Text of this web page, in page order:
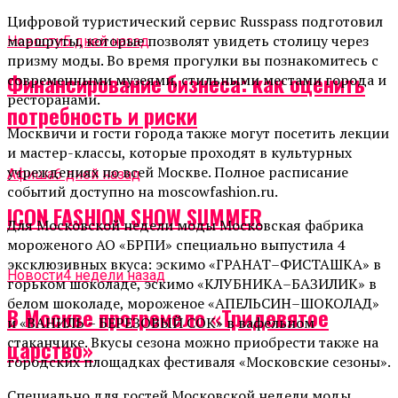
Цифровой туристический сервис Russpass подготовил
маршруты, которые позволят увидеть столицу через
призму моды. Во время прогулки вы познакомитесь с
современными музеями, стильными местами города и
ресторанами.
Москвичи и гости города также могут посетить лекции
и мастер-классы, которые проходят в культурных
учреждениях по всей Москве. Полное расписание
событий доступно на moscowfashion.ru.
ДляМосковской недели моды Московская фабрика
мороженого АО «БРПИ» специально выпустила 4
эксклюзивных вкуса: эскимо«ГРАНАТ–ФИСТАШКА» в
горьком шоколаде, эскимо«КЛУБНИКА–БАЗИЛИК» в
белом шоколаде, мороженое«АПЕЛЬСИН–ШОКОЛАД»
и«ВАНИЛЬ–БЕРЕЗОВЫЙ СОК»в вафельном
стаканчике.Вкусы сезона можно приобрести также на
городских площадках фестиваля «Московские сезоны».
Новости5 дней назад
Финансирование бизнеса: как оценить
потребность и риски
Афиша6 дней назад
ICON FASHION SHOW SUMMER
Новости4 недели назад
В Москве прогремело «Тридевятое
царство»